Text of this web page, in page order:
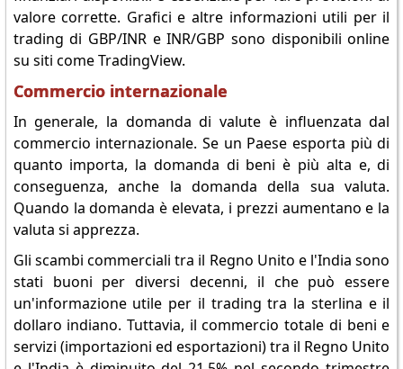
valore corrette. Grafici e altre informazioni utili per il
trading di GBP/INR e INR/GBP sono disponibili online
su siti come TradingView.
Commercio internazionale
In generale, la domanda di valute è influenzata dal
commercio internazionale. Se un Paese esporta più di
quanto importa, la domanda di beni è più alta e, di
conseguenza, anche la domanda della sua valuta.
Quando la domanda è elevata, i prezzi aumentano e la
valuta si apprezza.
Gli scambi commerciali tra il Regno Unito e l'India sono
stati buoni per diversi decenni, il che può essere
un'informazione utile per il trading tra la sterlina e il
dollaro indiano. Tuttavia, il commercio totale di beni e
servizi (importazioni ed esportazioni) tra il Regno Unito